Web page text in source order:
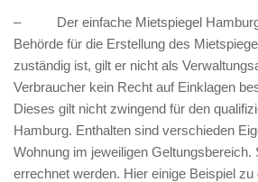
– Der einfache Mietspiegel Hamburg
Behörde für die Erstellung des
zuständig ist, gilt er nicht als
Verbraucher kein Recht auf Einklagen
Dieses gilt nicht zwingend für den
Hamburg. Enthalten sind verschieden
Wohnung im jeweiligen Geltungsbereich.
errechnet werden. Hier einige Beispiel